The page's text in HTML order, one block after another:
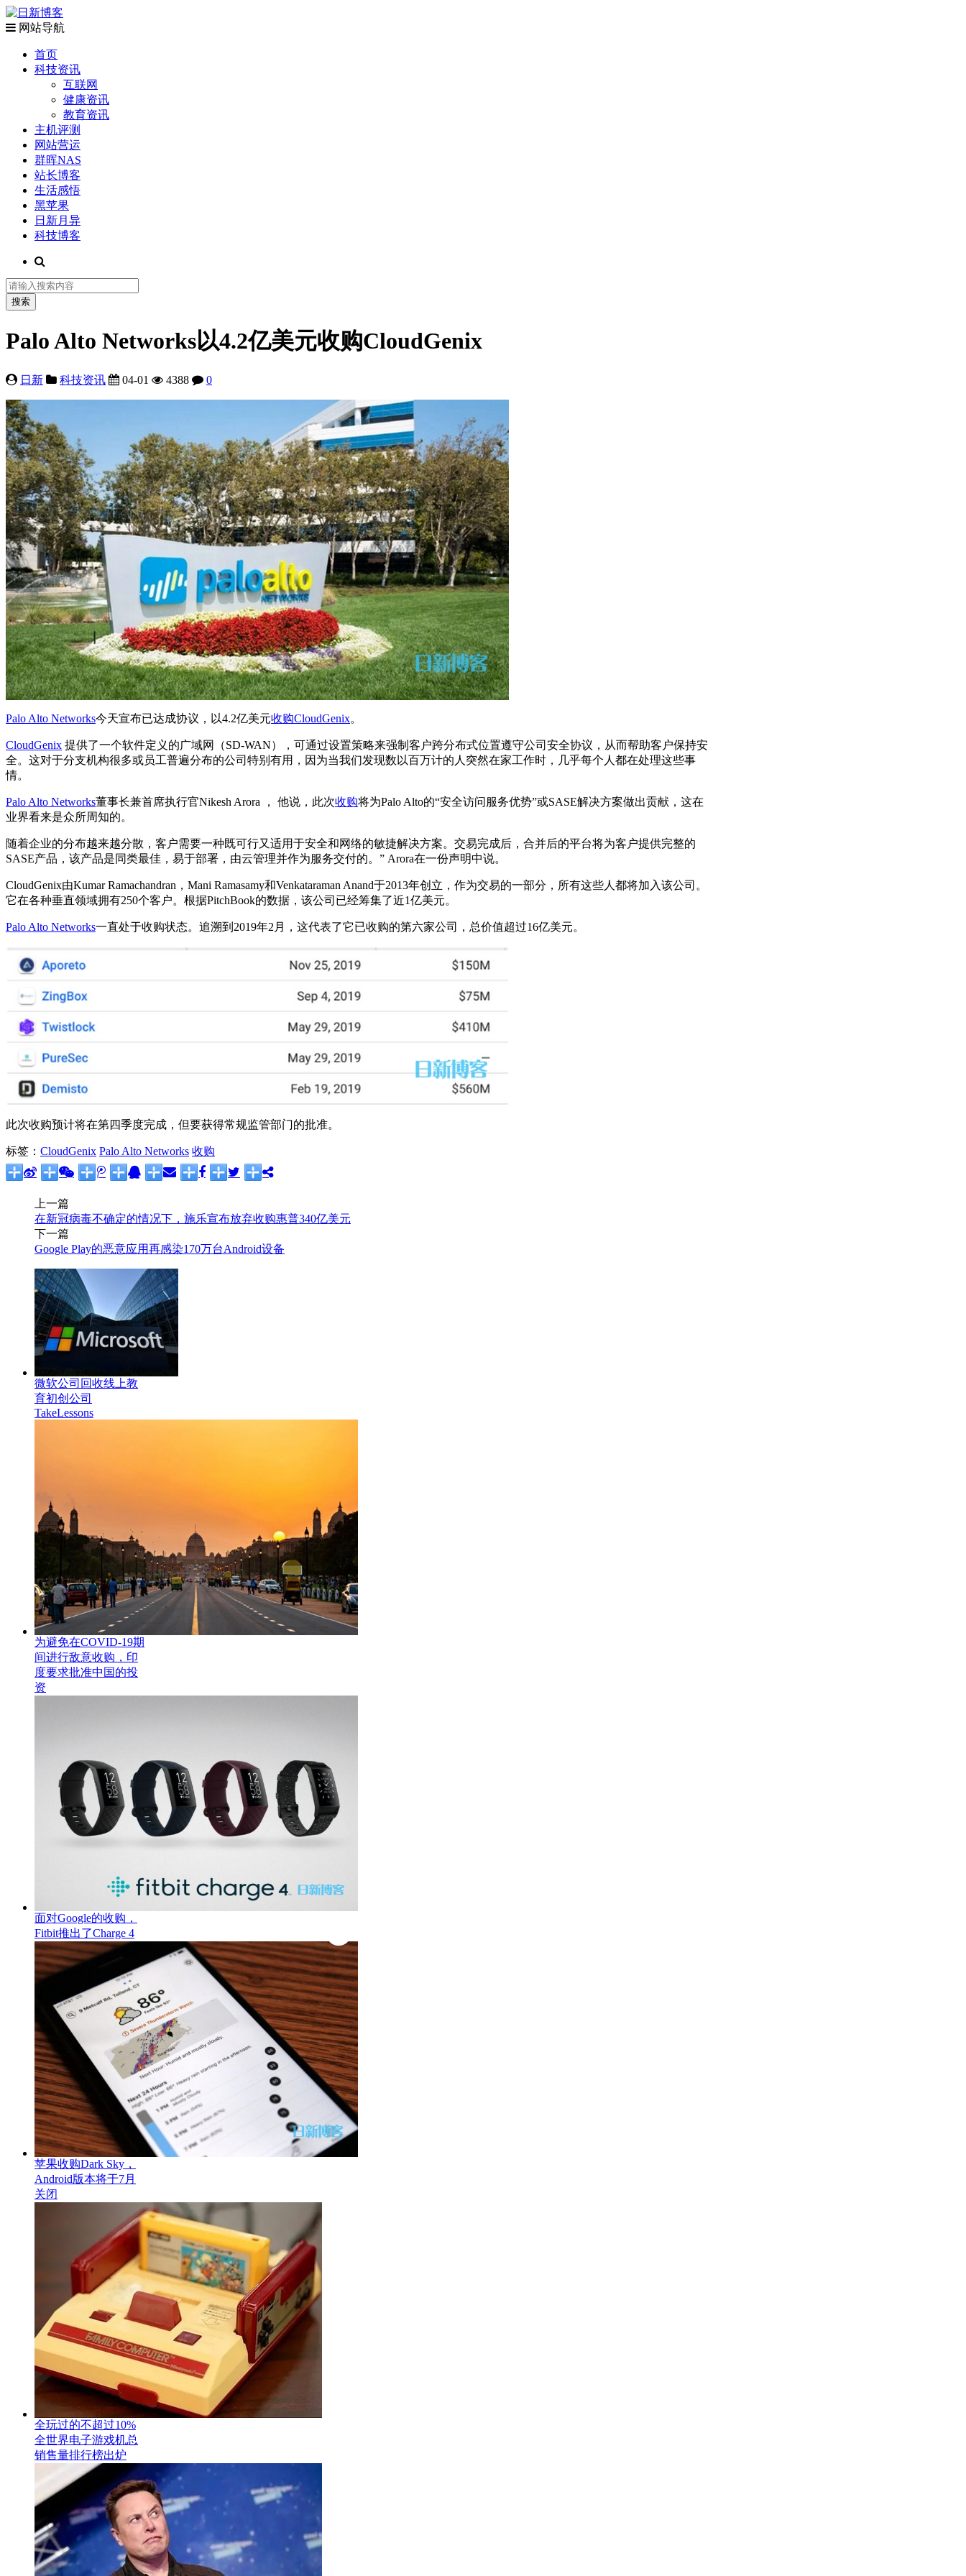
网站导航
首页
科技资讯
互联网
健康资讯
教育资讯
主机评测
网站营运
群晖NAS
站长博客
生活感悟
黑苹果
日新月异
科技博客
Palo Alto Networks以4.2亿美元收购CloudGenix
日新 科技资讯 04-01 4388 0
Palo Alto Networks今天宣布已达成协议，以4.2亿美元收购CloudGenix。
CloudGenix 提供了一个软件定义的广域网（SD-WAN），可通过设置策略来强制客户跨分布式位置遵守公司安全协议，从而帮助客户保持安
全。这对于分支机构很多或员工普遍分布的公司特别有用，因为当我们发现数以百万计的人突然在家工作时，几乎每个人都在处理这些事
情。
Palo Alto Networks董事长兼首席执行官Nikesh Arora ， 他说，此次收购将为Palo Alto的“安全访问服务优势”或SASE解决方案做出贡献，这在
业界看来是众所周知的。
随着企业的分布越来越分散，客户需要一种既可行又适用于安全和网络的敏捷解决方案。交易完成后，合并后的平台将为客户提供完整的
SASE产品，该产品是同类最佳，易于部署，由云管理并作为服务交付的。” Arora在一份声明中说。
CloudGenix由Kumar Ramachandran，Mani Ramasamy和Venkataraman Anand于2013年创立，作为交易的一部分，所有这些人都将加入该公司。
它在各种垂直领域拥有250个客户。根据PitchBook的数据，该公司已经筹集了近1亿美元。
Palo Alto Networks一直处于收购状态。追溯到2019年2月，这代表了它已收购的第六家公司，总价值超过16亿美元。
此次收购预计将在第四季度完成，但要获得常规监管部门的批准。
标签： CloudGenix Palo Alto Networks 收购
上一篇
在新冠病毒不确定的情况下，施乐宣布放弃收购惠普340亿美元
下一篇
Google Play的恶意应用再感染170万台Android设备
微软公司回收线上教
育初创公司
TakeLessons
为避免在COVID-19期
间进行敌意收购，印
度要求批准中国的投
资
面对Google的收购，
Fitbit推出了Charge 4
苹果收购Dark Sky，
Android版本将于7月
关闭
全玩过的不超过10%
全世界电子游戏机总
销售量排行榜出炉